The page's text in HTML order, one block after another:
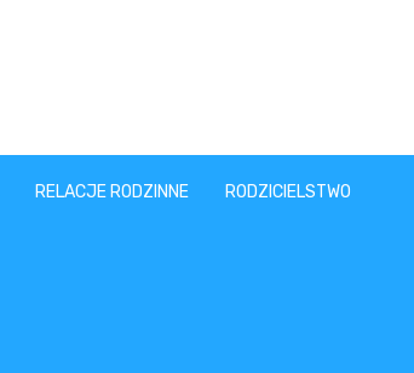
RELACJE RODZINNE RODZICIELSTWO